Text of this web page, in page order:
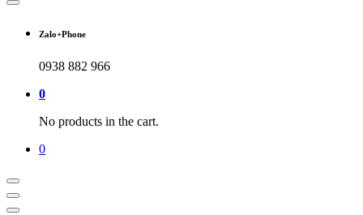
Zalo+Phone
0938 882 966
0
No products in the cart.
0